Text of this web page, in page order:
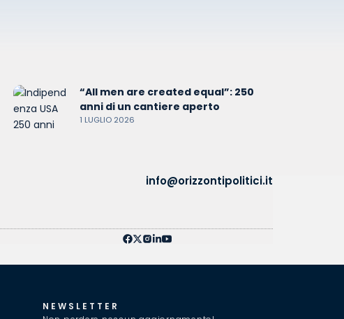
“All men are created equal”: 250
anni di un cantiere aperto
1 LUGLIO 2026
info@orizzontipolitici.it
NEWSLETTER